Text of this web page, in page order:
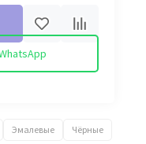
Эмалевые
Чёрные